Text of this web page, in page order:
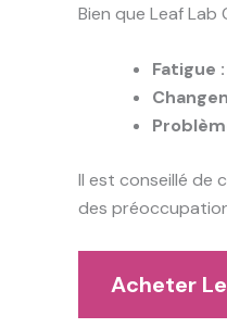
Bien que Leaf
Fatigue :
Il est conseillé de
des
Acheter